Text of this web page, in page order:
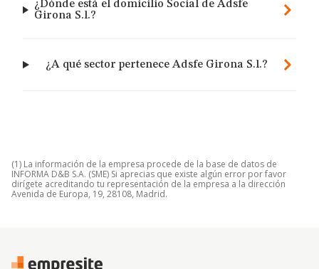
¿Dónde está el domicilio Social de Adsfe
Girona S.l.?
¿A qué sector pertenece Adsfe Girona S.l.?
(1) La información de la empresa procede de la base de datos de
INFORMA D&B S.A. (SME) Si aprecias que existe algún error por favor
dirígete acreditando tu representación de la empresa a la dirección
Avenida de Europa, 19, 28108, Madrid.